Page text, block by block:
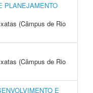
PLANEJAMENTO
(Câmpus de Rio
(Câmpus de Rio
E